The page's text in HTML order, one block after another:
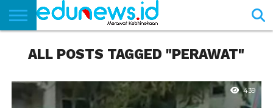
NEWS
EDUNEWS
LITERASI
PUSTAKA
SOSOK
TEKNO
KHASANAH
SASTRA
ALL POSTS TAGGED "PERAWAT"
439